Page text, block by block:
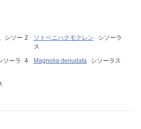
シソー
ソトベニハクモクレン
シソーラ
ス
ソーラ
Magnolia denudata シソーラス